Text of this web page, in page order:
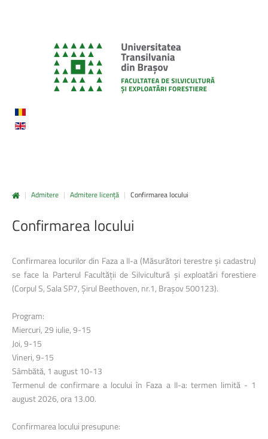
| Admitere | Admitere licență | Confirmarea locului
Confirmarea locului
Confirmarea locurilor din Faza a II-a (Măsurători terestre și cadastru)
se face la Parterul Facultății de Silvicultură și exploatări forestiere
(Corpul S, Sala SP7, Șirul Beethoven, nr.1, Brașov 500123).
Program:
Miercuri, 29 iulie, 9-15
Joi, 9-15
Vineri, 9-15
Sâmbătă, 1 august 10-13
Termenul de confirmare a locului în Faza a II-a: termen limită - 1
august 2026, ora 13.00.
Confirmarea locului presupune: